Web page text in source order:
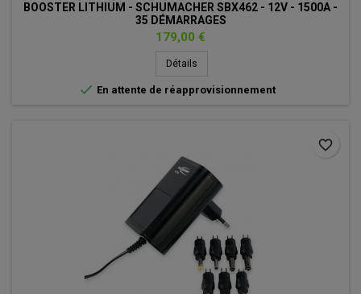
BOOSTER LITHIUM - SCHUMACHER SBX462 - 12V - 1500A -
35 DÉMARRAGES
Prix
179,00 €
Détails
 En attente de réapprovisionnement
favorite_border